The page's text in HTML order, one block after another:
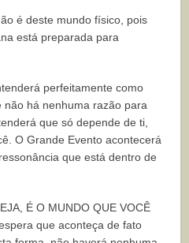
é deste mundo físico, pois
está preparada para
perfeitamente como
não há nenhuma razão para
que só depende de ti,
O Grande Evento acontecerá
que está dentro de
É O MUNDO QUE VOCÊ
que aconteça de fato